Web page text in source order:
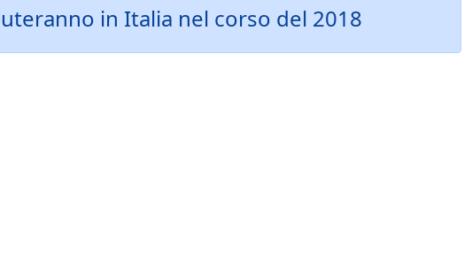
in Italia nel corso del 2018